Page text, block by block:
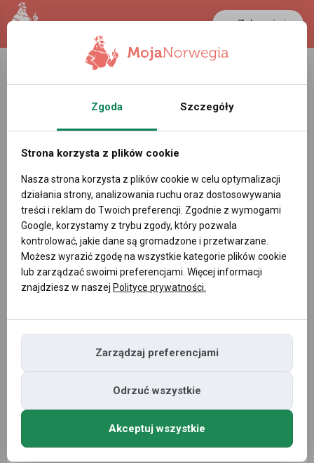
Zaloguj się
Obserwowane wątki
Obserwowane wątki
holdigreti 03-01-2025 12:59 2045 3
Ładny zapach w domu
Witajcie, jakie macie patenty na ładne zapachy do domu?
Angela Kinoman
06-10-2014 09:45
Zgoda Szczegóły
Strona korzysta z plików cookie
Nasza strona korzysta z plików cookie w celu optymalizacji
działania strony, analizowania ruchu oraz dostosowywania
treści i reklam do Twoich preferencji. Zgodnie z wymogami
Google, korzystamy z trybu zgody, który pozwala
kontrolować, jakie dane są gromadzone i przetwarzane.
Możesz wyrazić zgodę na wszystkie kategorie plików cookie
lub zarządzać swoimi preferencjami. Więcej informacji
znajdziesz w naszej Polityce prywatności.
Zarządzaj preferencjami
Odrzuć wszystkie
Akceptuj wszystkie